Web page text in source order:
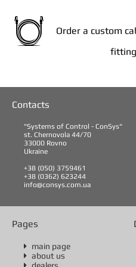
Order a custom
Contacts
"Systems of Control - ConSys"
st. Chernovola 44/70
33000 Rovno
Ukraine
+38 (050) 3759461
+38 (0362) 623244
info@consys.com.ua
Pages
 main page
 about us
 dealers